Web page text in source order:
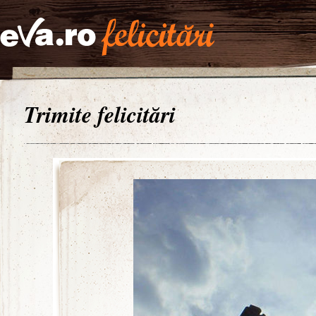
Trimite felicitări